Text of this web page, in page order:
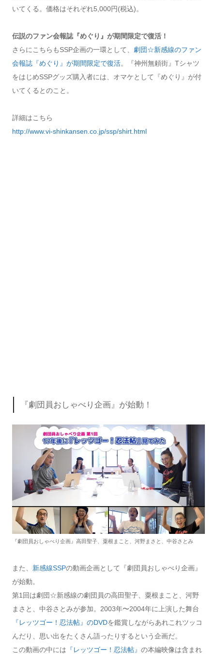
いてくる。価格はそれぞれ5,000円(税込)。
伝説のファン会報誌『めぐり』が期間限定で復活！
さらにこちらもSSP企画の一環として、 劇団☆新感線のファン
会報誌『めぐり』が期間限定で復活。『神州無頼街』Tシャツ
をはじめSSPグッズ購入者には、オマケとして『めぐり』が付
いてくるとのこと。
詳細はこちら
http://www.vi-shinkansen.co.jp/ssp/shirt.html
『劇団員おしゃべり企画』が始動！
『劇団員おしゃべり企画』高田聖子、粟根まこと、河野まさと、中谷さとみ
また、 新感線SSPの動画企画として『劇団員おしゃべり企画』
が始動。
第1回は劇団☆新感線の劇団員の高田聖子、粟根まこと、河野
まさと、中谷さとみが参加。2003年〜2004年に上演した舞台
『レッツゴー！忍法帖』のDVDを鑑賞しながらあれこれツッコ
んだり、思い出をたくさん語ったりするという企画だ。
この動画の中には 『レッツゴー！忍法帖』 の本編映像は含まれ